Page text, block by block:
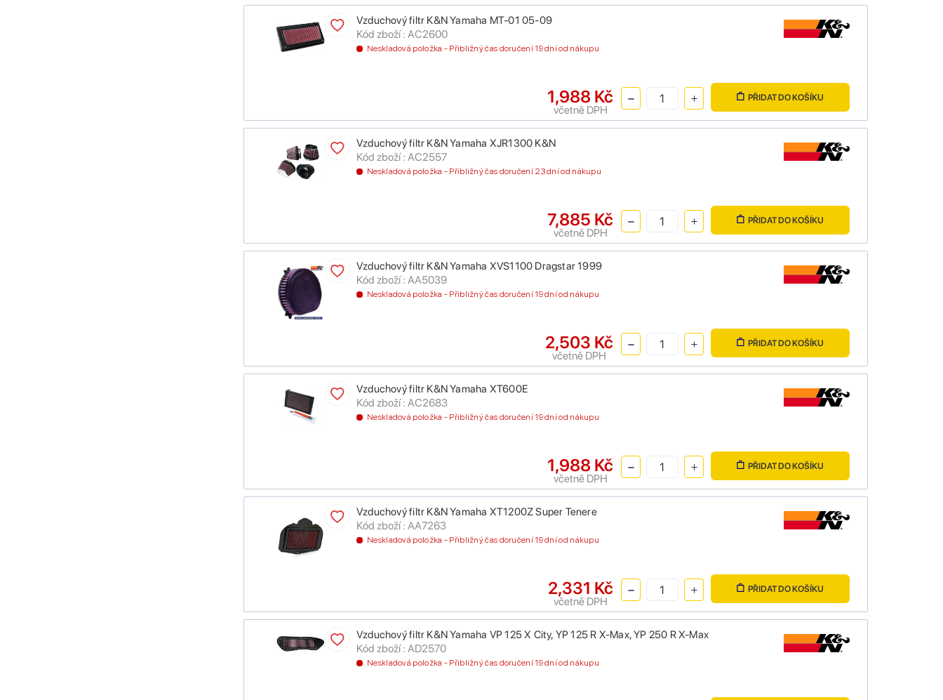
Vzduchový filtr K&N Yamaha MT-01 05-09
Kód zboží : AC2600
Neskladová položka - Přibližný čas doručení 19 dní od nákupu
1,988 Kč
včetně DPH
PŘIDAT DO KOŠÍKU
Vzduchový filtr K&N Yamaha XJR1300 K&N
Kód zboží : AC2557
Neskladová položka - Přibližný čas doručení 23 dní od nákupu
7,885 Kč
včetně DPH
PŘIDAT DO KOŠÍKU
Vzduchový filtr K&N Yamaha XVS1100 Dragstar 1999
Kód zboží : AA5039
Neskladová položka - Přibližný čas doručení 19 dní od nákupu
2,503 Kč
včetně DPH
PŘIDAT DO KOŠÍKU
Vzduchový filtr K&N Yamaha XT600E
Kód zboží : AC2683
Neskladová položka - Přibližný čas doručení 19 dní od nákupu
1,988 Kč
včetně DPH
PŘIDAT DO KOŠÍKU
Vzduchový filtr K&N Yamaha XT1200Z Super Tenere
Kód zboží : AA7263
Neskladová položka - Přibližný čas doručení 19 dní od nákupu
2,331 Kč
včetně DPH
PŘIDAT DO KOŠÍKU
Vzduchový filtr K&N Yamaha VP 125 X City, YP 125 R X-Max, YP 250 R X-Max
Kód zboží : AD2570
Neskladová položka - Přibližný čas doručení 19 dní od nákupu